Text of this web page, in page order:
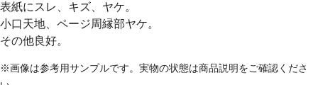
表紙にスレ、キズ、ヤケ。
小口天地、ページ周縁部ヤケ。
その他良好。
※画像は参考用サンプルです。実物の状態は商品説明をご確認くださ